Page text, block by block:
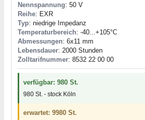
Nennspannung: 50 V
Reihe: EXR
Typ: niedrige Impedanz
Temperaturbereich: -40...+105°C
Abmessungen: 6x11 mm
Lebensdauer: 2000 Stunden
Zolltarifnummer: 8532 22 00 00
verfügbar: 980 St.
980 St. - stock Köln
erwartet: 9980 St.